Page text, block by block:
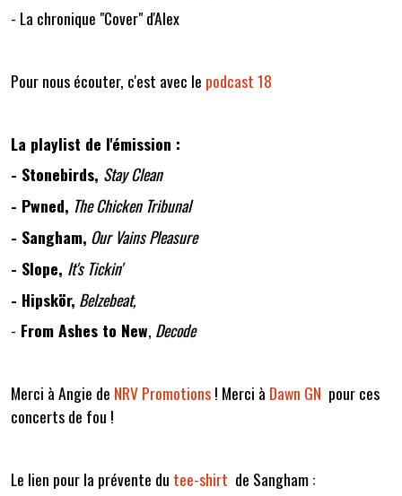
- La chronique "Cover" d'Alex
Pour nous écouter, c'est avec le podcast 18
La playlist de l'émission :
- Stonebirds, Stay Clean
- Pwned, The Chicken Tribunal
- Sangham, Our Vains Pleasure
- Slope, It's Tickin'
- Hipskör, Belzebeat,
- From Ashes to New, Decode
Merci à Angie de NRV Promotions! Merci à Dawn GN pour ces
concerts de fou !
Le lien pour la prévente du tee-shirt de Sangham :